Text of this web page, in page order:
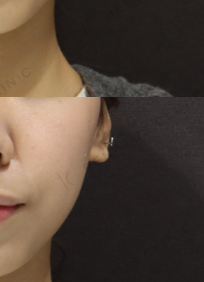
一覧
情報